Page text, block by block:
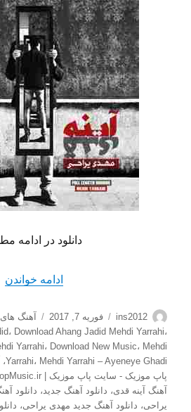
دانلود در ادامه
ادامه خواندن
نویسنده
ins2012
ارسال
شده
در
فوریه 7, 2017 دسته‌ها
آهنگ
، Download Ahang Jadid Mehdi Yarrahi،
Yarrahi، Download New Music، Mehdi
Yarrahi، Mehdi Yarrahi – Ayeneye Ghadi ،
پاپ موزیک - سایت پاپ موزیک | PopMusic.ir
آهنگ آینه قدی، دانلود آهنگ جدید، دانلود
یراحی، دانلود آهنگ جدید مهدی یراحی،